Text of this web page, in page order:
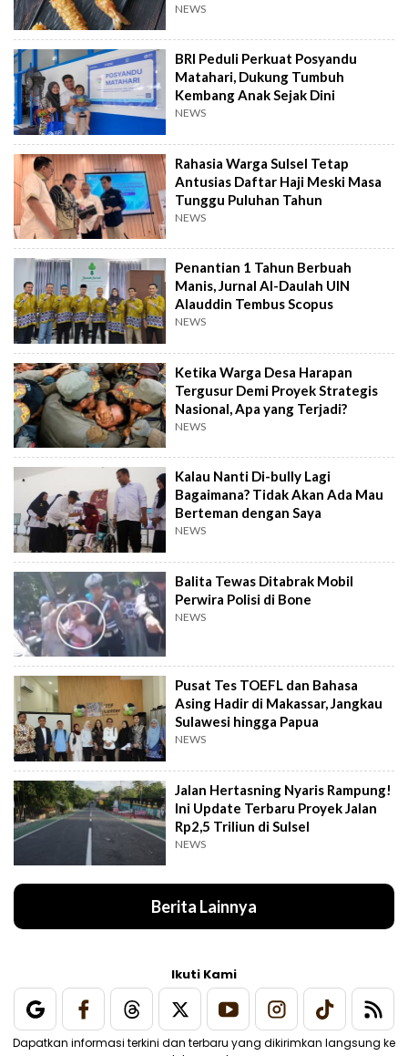
NEWS
BRI Peduli Perkuat Posyandu
Matahari, Dukung Tumbuh
Kembang Anak Sejak Dini
NEWS
Rahasia Warga Sulsel Tetap
Antusias Daftar Haji Meski Masa
Tunggu Puluhan Tahun
NEWS
Penantian 1 Tahun Berbuah
Manis, Jurnal Al-Daulah UIN
Alauddin Tembus Scopus
NEWS
Ketika Warga Desa Harapan
Tergusur Demi Proyek Strategis
Nasional, Apa yang Terjadi?
NEWS
Kalau Nanti Di-bully Lagi
Bagaimana? Tidak Akan Ada Mau
Berteman dengan Saya
NEWS
Balita Tewas Ditabrak Mobil
Perwira Polisi di Bone
NEWS
Pusat Tes TOEFL dan Bahasa
Asing Hadir di Makassar, Jangkau
Sulawesi hingga Papua
NEWS
Jalan Hertasning Nyaris Rampung!
Ini Update Terbaru Proyek Jalan
Rp2,5 Triliun di Sulsel
NEWS
Berita Lainnya
Ikuti Kami
Dapatkan informasi terkini dan terbaru yang dikirimkan langsung ke